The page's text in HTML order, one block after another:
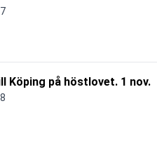
Köping på höstlovet. 1 nov.